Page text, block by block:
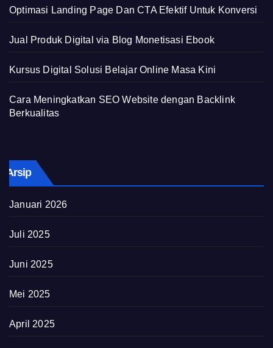
Optimasi Landing Page Dan CTA Efektif Untuk Konversi
Jual Produk Digital via Blog Monetisasi Ebook
Kursus Digital Solusi Belajar Online Masa Kini
Cara Meningkatkan SEO Website dengan Backlink
Berkualitas
Arsip
Januari 2026
Juli 2025
Juni 2025
Mei 2025
April 2025